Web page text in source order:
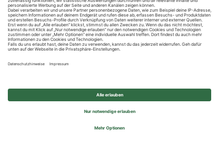
Impressum
Privatsphäre-Einstellungen
© 2026 REWE Group - All rights reserved